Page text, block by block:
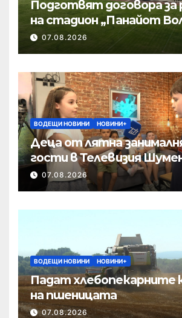
Подготвят договора за
на стадион „Панайот
07.08.2026
ВОДЕЩИ НОВИНИ НОВИНИ+
Деца от лятна
гости в Телевизия
07.08.2026
ВОДЕЩИ НОВИНИ НОВИНИ+
Падат хлебопекарните
на пшеницата
07.08.2026